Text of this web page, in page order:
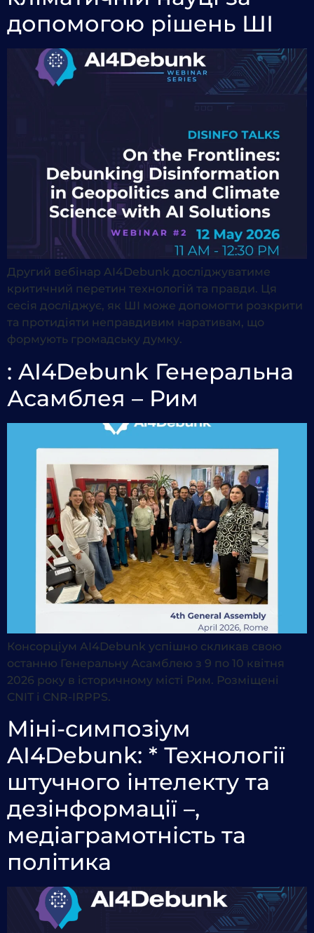
допомогою рішень ШІ
Другий вебінар AI4Debunk досліджуватиме
критичний перетин технологій та правди. Ця
сесія досліджує, як ШІ може допомогти розкрити
та протидіяти неправдивим наративам, що
формують громадську думку.
: AI4Debunk Генеральна
Асамблея – Рим
Консорціум AI4Debunk успішно скликав свою
останню Генеральну Асамблею з 9 по 10 квітня
2026 року в історичному місті Рим. Розміщені
CNIT і CNR-IRPPS.
Міні-симпозіум
AI4Debunk: * Технології
штучного інтелекту та
дезінформації –,
медіаграмотність та
політика